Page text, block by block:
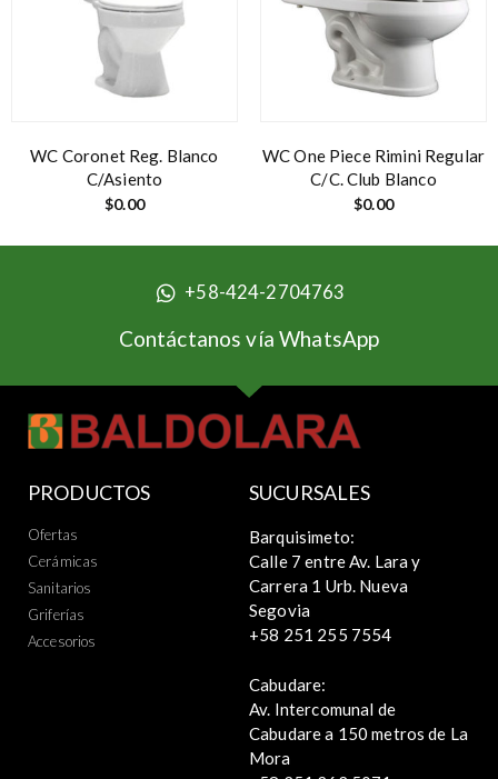
WC Coronet Reg. Blanco
C/Asiento
$0.00
WC One Piece Rimini Regular
C/C. Club Blanco
$0.00
+58-424-2704763
Contáctanos vía WhatsApp
PRODUCTOS
Ofertas
Cerámicas
Sanitarios
Griferías
Accesorios
SUCURSALES
Barquisimeto:
Calle 7 entre Av. Lara y
Carrera 1 Urb. Nueva
Segovia
+58 251 255 7554
Cabudare:
Av. Intercomunal de
Cabudare a 150 metros de La
Mora